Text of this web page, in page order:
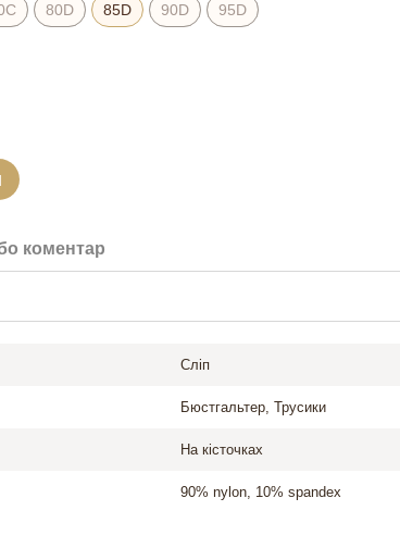
80D 85D 90D 95D
коментар
Сліп
Бюстгальтер, Трусики
На кісточках
90% nylon, 10% spandex